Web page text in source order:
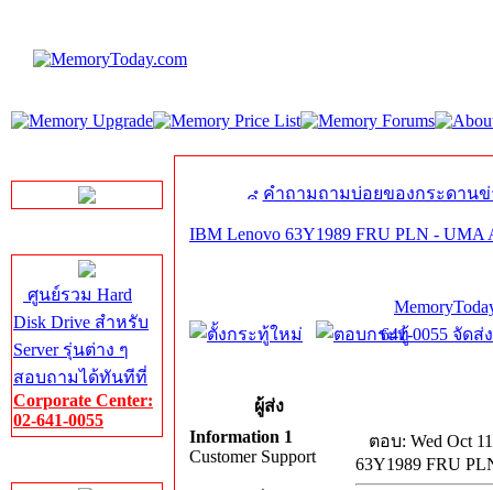
ศูนย์รวม Hard
Disk Drive สำหรับ
Server รุ่นต่าง ๆ
สอบถามได้ทันทีที่
Corporate Center:
02-641-0055
คำถามถามบ่อยของกระดานข่
IBM Lenovo 63Y1989 FRU PLN -
641-0055 จัดส่
ผู้ส่ง
Information 1
Customer Support
ตอบ: Wed Oct
63Y1989 FRU